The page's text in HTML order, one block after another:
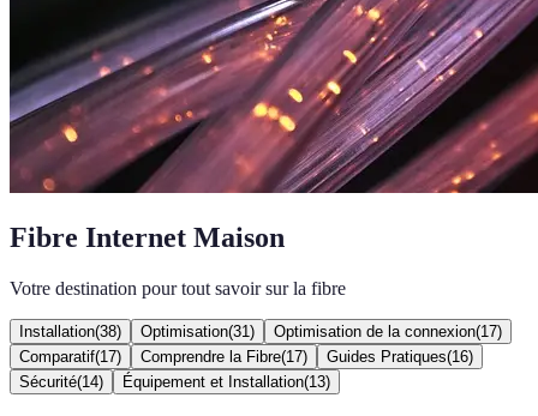
Fibre Internet Maison
Votre destination pour tout savoir sur la fibre
Installation(38) Optimisation(31 ) Optimisation de la connexion(17)
Comparatif(17) Comprendre la Fibre(17) Guides Pratiques(16)
Sécurité(14) Équipement et Installation(13)